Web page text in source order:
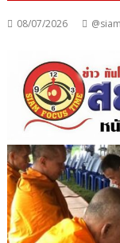
08/07/2026